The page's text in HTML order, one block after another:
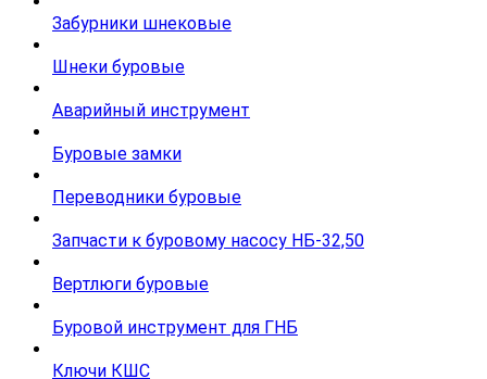
Забурники шнековые
Шнеки буровые
Аварийный инструмент
Буровые замки
Переводники буровые
Запчасти к буровому насосу НБ-32,50
Вертлюги буровые
Буровой инструмент для ГНБ
Ключи КШС